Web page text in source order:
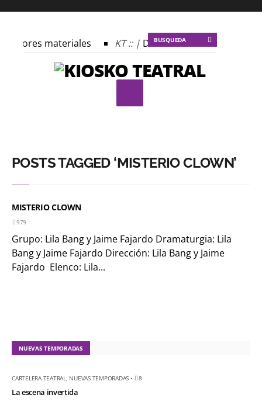
autores materiales KT :: | Dulce tentación
del frailejón
¿Actuar lo contemporáneo? Distopías y sociedad
POSTS TAGGED ‘MISTERIO CLOWN’
MISTERIO CLOWN
979
Grupo: Lila Bang y Jaime Fajardo Dramaturgia: Lila
Bang y Jaime Fajardo Dirección: Lila Bang y Jaime
Fajardo Elenco: Lila...
NUEVAS TEMPORADAS
CARTELERA TEATRAL, NUEVAS TEMPORADAS • 8
La escena invertida